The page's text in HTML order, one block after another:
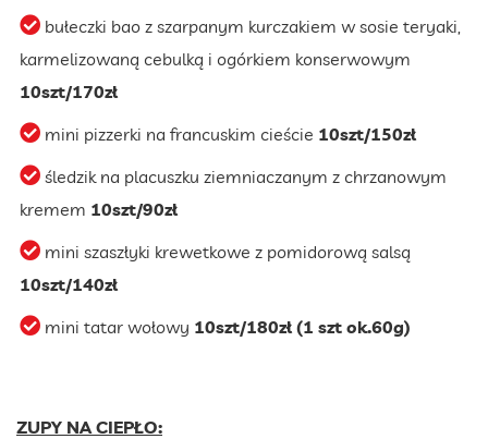
bułeczki bao z szarpanym kurczakiem w sosie teryaki,
karmelizowaną cebulką i ogórkiem konserwowym
10szt/170zł
mini pizzerki na francuskim cieście 10szt/150zł
śledzik na placuszku ziemniaczanym z chrzanowym
kremem 10szt/90zł
mini szaszłyki krewetkowe z pomidorową salsą
10szt/140zł
mini tatar wołowy 10szt/180zł (1 szt ok.60g)
ZUPY NA CIEPŁO: